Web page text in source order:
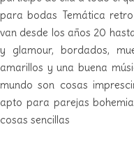
para bodas Temática
van desde los años 20
y glamour, bordados,
amarillos y una buena
mundo son cosas
apto para parejas
cosas sencillas